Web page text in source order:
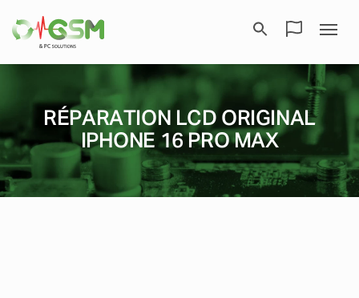
RÉPARATION LCD ORIGINAL
IPHONE 16 PRO MAX